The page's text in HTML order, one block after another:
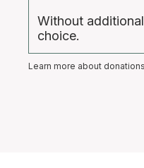
Without
choice.
Learn more about donations